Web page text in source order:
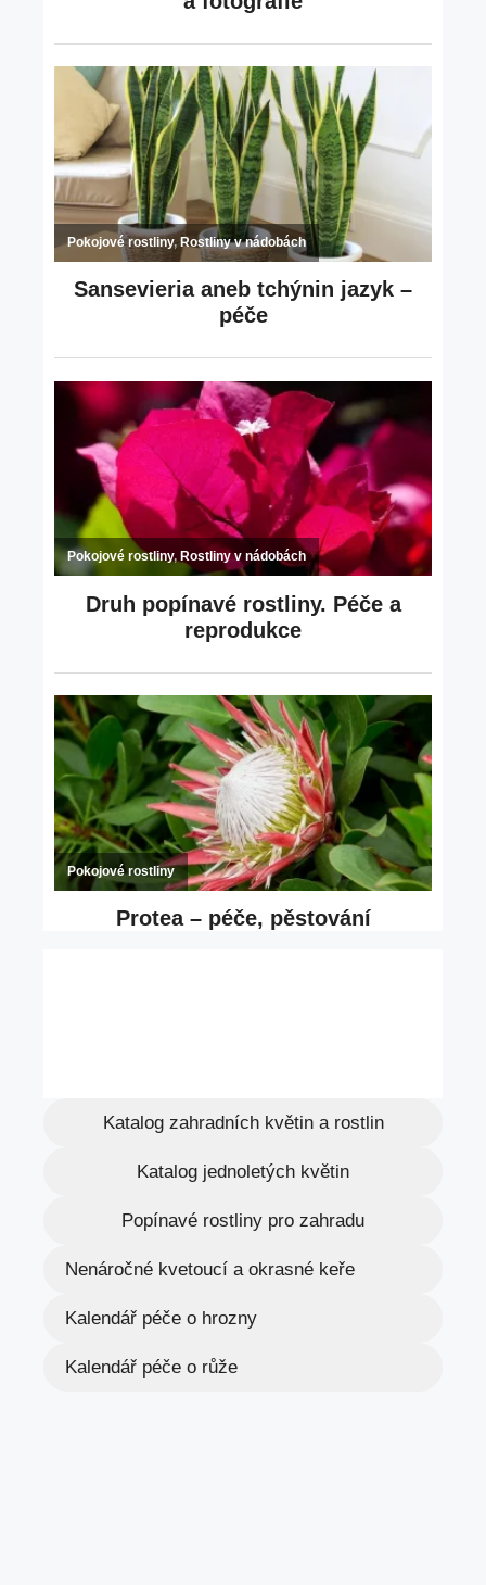
Katalog zahradních květin a rostlin
Katalog jednoletých květin
Popínavé rostliny pro zahradu
Nenáročné kvetoucí a okrasné keře
Kalendář péče o hrozny
Kalendář péče o růže